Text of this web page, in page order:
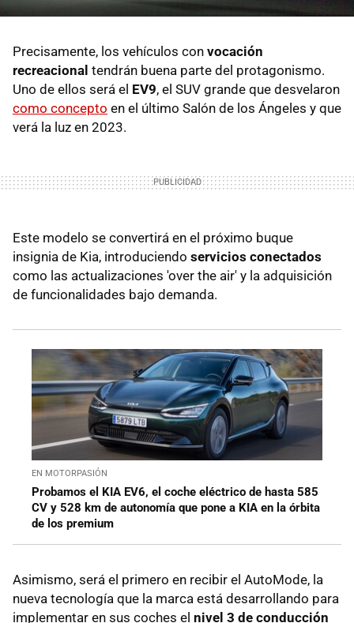
Precisamente, los vehículos con vocación
recreacional tendrán buena parte del protagonismo.
Uno de ellos será el EV9, el SUV grande que desvelaron
como concepto en el último Salón de los Ángeles y que
verá la luz en 2023.
Este modelo se convertirá en el próximo buque
insignia de Kia, introduciendo servicios conectados
como las actualizaciones 'over the air' y la adquisición
de funcionalidades bajo demanda.
EN MOTORPASIÓN
Probamos el KIA EV6, el coche eléctrico de hasta 585
CV y 528 km de autonomía que pone a KIA en la órbita
de los premium
Asimismo, será el primero en recibir el AutoMode, la
nueva tecnología que la marca está desarrollando para
implementar en sus coches el nivel 3 de conducción